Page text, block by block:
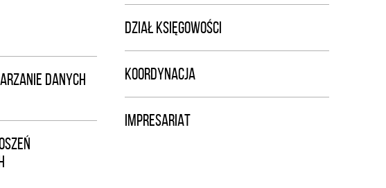
DANYCH
DZIAŁ KSIĘGOWOŚCI
KOORDYNACJA
IMPRESARIAT